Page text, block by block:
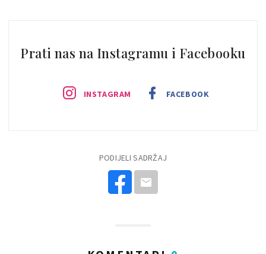
Prati nas na Instagramu i Facebooku
INSTAGRAM FACEBOOK
PODIJELI SADRŽAJ